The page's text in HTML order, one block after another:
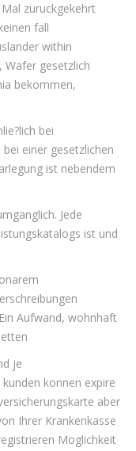
zuruckgekehrt
fall
within
Wafer gesetzlich
bekommen,
bei
einer gesetzlichen
ist nebendem
Jede
ist und
Aufwand, wohnhaft
je
konnen expire
aber
Ihrer Krankenkasse
Moglichkeit